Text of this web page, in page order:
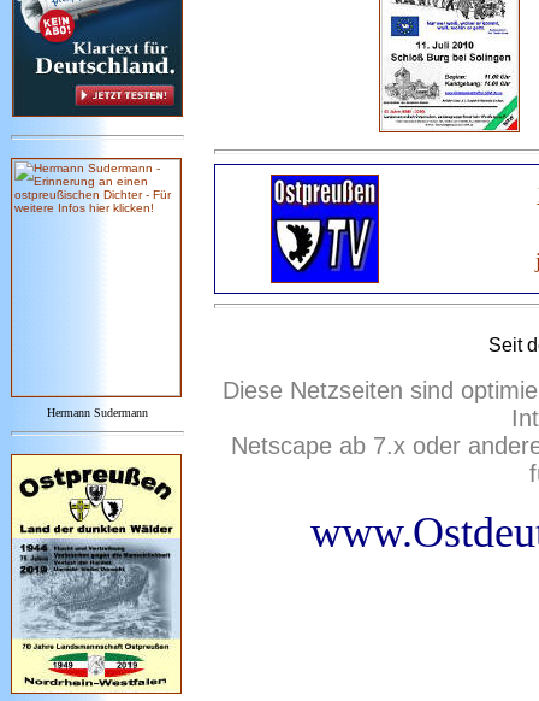
Hermann Sudermann
Seit
Diese Netzseiten sind
Netscape ab 7.x oder